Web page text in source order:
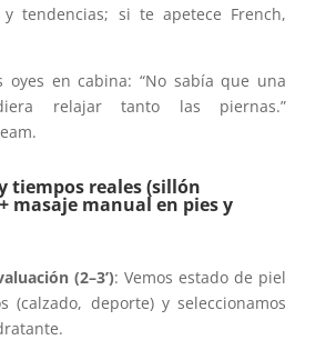
y tendencias; si te apetece French,
oyes en cabina: “No sabía que una
relajar tanto las piernas.”
tiempos reales (sillón
masaje manual en pies y
(2–3’): Vemos estado de piel
(calzado, deporte) y seleccionamos